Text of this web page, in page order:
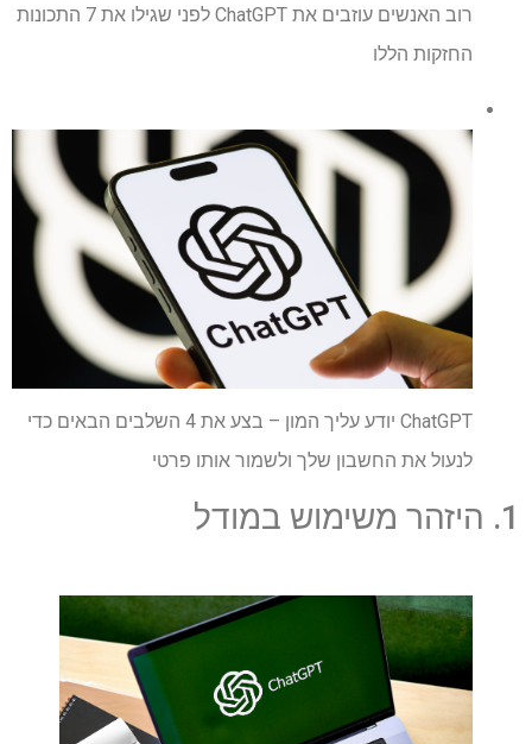
רוב האנשים עוזבים את ChatGPT לפני שגילו את 7 התכונות
החזקות הללו
ChatGPT יודע עליך המון – בצע את 4 השלבים הבאים כדי
לנעול את החשבון שלך ולשמור אותו פרטי
1. היזהר משימוש במודל